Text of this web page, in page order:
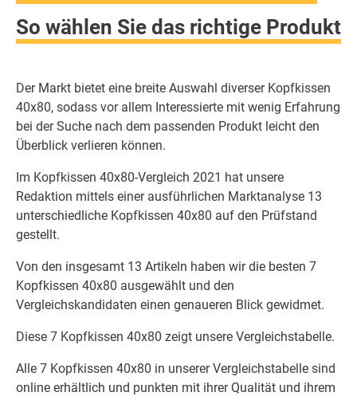
So wählen Sie das richtige Produkt
Der Markt bietet eine breite Auswahl diverser Kopfkissen
40x80, sodass vor allem Interessierte mit wenig Erfahrung
bei der Suche nach dem passenden Produkt leicht den
Überblick verlieren können.
Im Kopfkissen 40x80-Vergleich 2021 hat unsere
Redaktion mittels einer ausführlichen Marktanalyse 13
unterschiedliche Kopfkissen 40x80 auf den Prüfstand
gestellt.
Von den insgesamt 13 Artikeln haben wir die besten 7
Kopfkissen 40x80 ausgewählt und den
Vergleichskandidaten einen genaueren Blick gewidmet.
Diese 7 Kopfkissen 40x80 zeigt unsere Vergleichstabelle.
Alle 7 Kopfkissen 40x80 in unserer Vergleichstabelle sind
online erhältlich und punkten mit ihrer Qualität und ihrem